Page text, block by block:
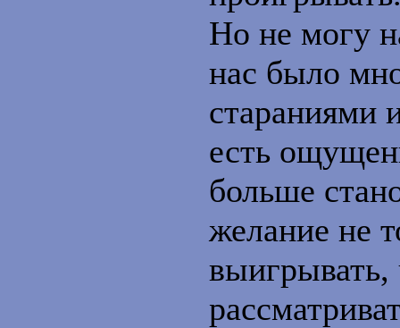
Но не могу
нас было
стараниями
есть
больше
желание не
выигрывать,